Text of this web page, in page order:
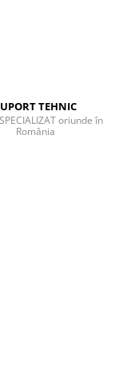
TEHNIC
oriunde în
România